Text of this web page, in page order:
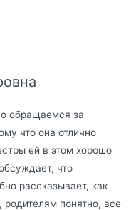
обращаемся за
что она отлично
ей в этом хорошо
что
рассказывает, как
родителям понятно, все